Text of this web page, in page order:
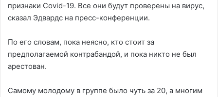
признаки Covid-19. Все они будут проверены на вирус,
сказал Эдвардс на пресс-конференции.
По его словам, пока неясно, кто стоит за
предполагаемой контрабандой, и пока никто не был
арестован.
Самому молодому в группе было чуть за 20, а многим